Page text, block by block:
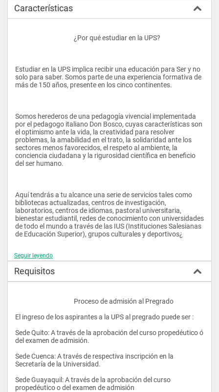
Características
					¿Por qué estudiar en la UPS?
Estudiar en la UPS implica recibir una educación para Ser y no
solo para saber. Somos parte de una experiencia formativa de
más de 150 años, presente en los cinco continentes.
Somos herederos de una pedagogía vivencial implementada
por el pedagogo italiano Don Bosco, cuyas características son
el optimismo ante la vida, la creatividad para resolver
problemas, la amabilidad en el trato, la solidaridad ante los
sectores menos favorecidos, el respeto al ambiente, la
conciencia ciudadana y la rigurosidad científica en beneficio
del ser humano.
Aquí tendrás a tu alcance una serie de servicios tales como
bibliotecas actualizadas, centros de investigación,
laboratorios, centros de idiomas, pastoral universitaria,
bienestar estudiantil, redes de conocimiento con universidades
de todo el mundo a través de las IUS (Instituciones Salesianas
de Educación Superior), grupos culturales y deportivos¿
Seguir leyendo
Requisitos
					Proceso de admisión al Pregrado
El ingreso de los aspirantes a la UPS al pregrado puede ser :
Sede Quito: A través de la aprobación del curso propedéutico ó
del examen de admisión.
Sede Cuenca: A través de respectiva inscripción en la
Secretaría de la Universidad.
Sede Guayaquil: A través de la aprobación del curso
propedéutico o del examen de admisión